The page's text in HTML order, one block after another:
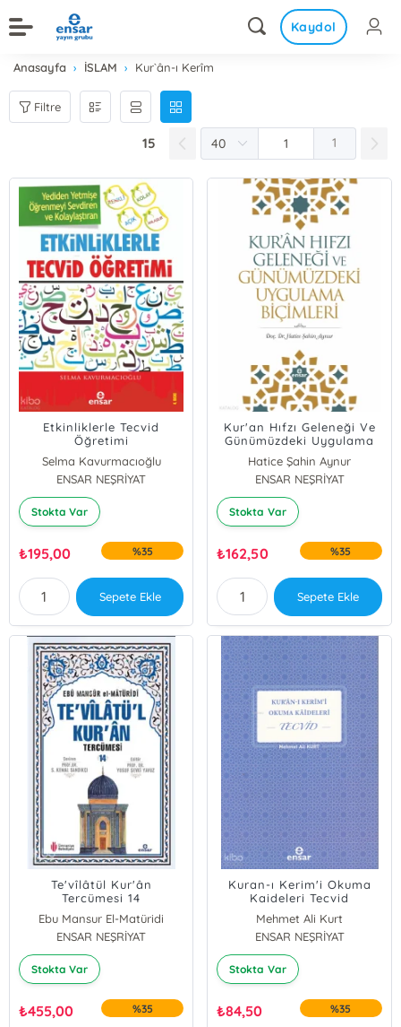
Kaydol
Anasayfa İSLAM Kur`ân-ı Kerîm
Filtre
15 1
Etkinliklerle Tecvid
Öğretimi
Selma Kavurmacıoğlu
ENSAR NEŞRİYAT
Stokta Var
₺195,00 %35
Sepete Ekle
Kur'an Hıfzı Geleneği Ve
Günümüzdeki Uygulama
Biçimleri
Hatice Şahin Aynur
ENSAR NEŞRİYAT
Stokta Var
₺162,50 %35
Sepete Ekle
Te'vîlâtül Kur'ân
Tercümesi 14
Ebu Mansur El-Matüridi
ENSAR NEŞRİYAT
Stokta Var
₺455,00 %35
Kuran-ı Kerim'i Okuma
Kaideleri Tecvid
Mehmet Ali Kurt
ENSAR NEŞRİYAT
Stokta Var
₺84,50 %35